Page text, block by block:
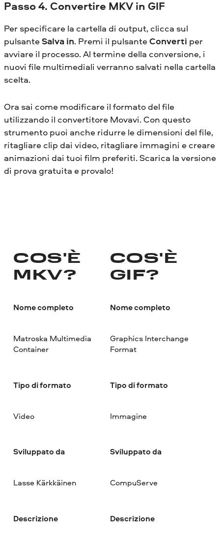
Passo 4. Convertire MKV in GIF
Per specificare la cartella di output, clicca sul
pulsanteSalva in. Premi il pulsanteConverti per
avviare il processo. Al termine della conversione, i
nuovi file multimediali verranno salvati nella cartella
scelta.
Ora sai come modificare il formato del file
utilizzando il convertitore Movavi. Con questo
strumento puoi anche ridurre le dimensioni del file,
ritagliare clip dai video, ritagliare immagini e creare
animazioni dai tuoi film preferiti. Scarica la versione
di prova gratuita e provalo!
COS'È
MKV?
Nome completo
Matroska Multimedia
Container
Tipo di formato
Video
Sviluppato da
Lasse Kärkkäinen
Descrizione
COS'È
GIF?
Nome completo
Graphics Interchange
Format
Tipo di formato
Immagine
Sviluppato da
CompuServe
Descrizione